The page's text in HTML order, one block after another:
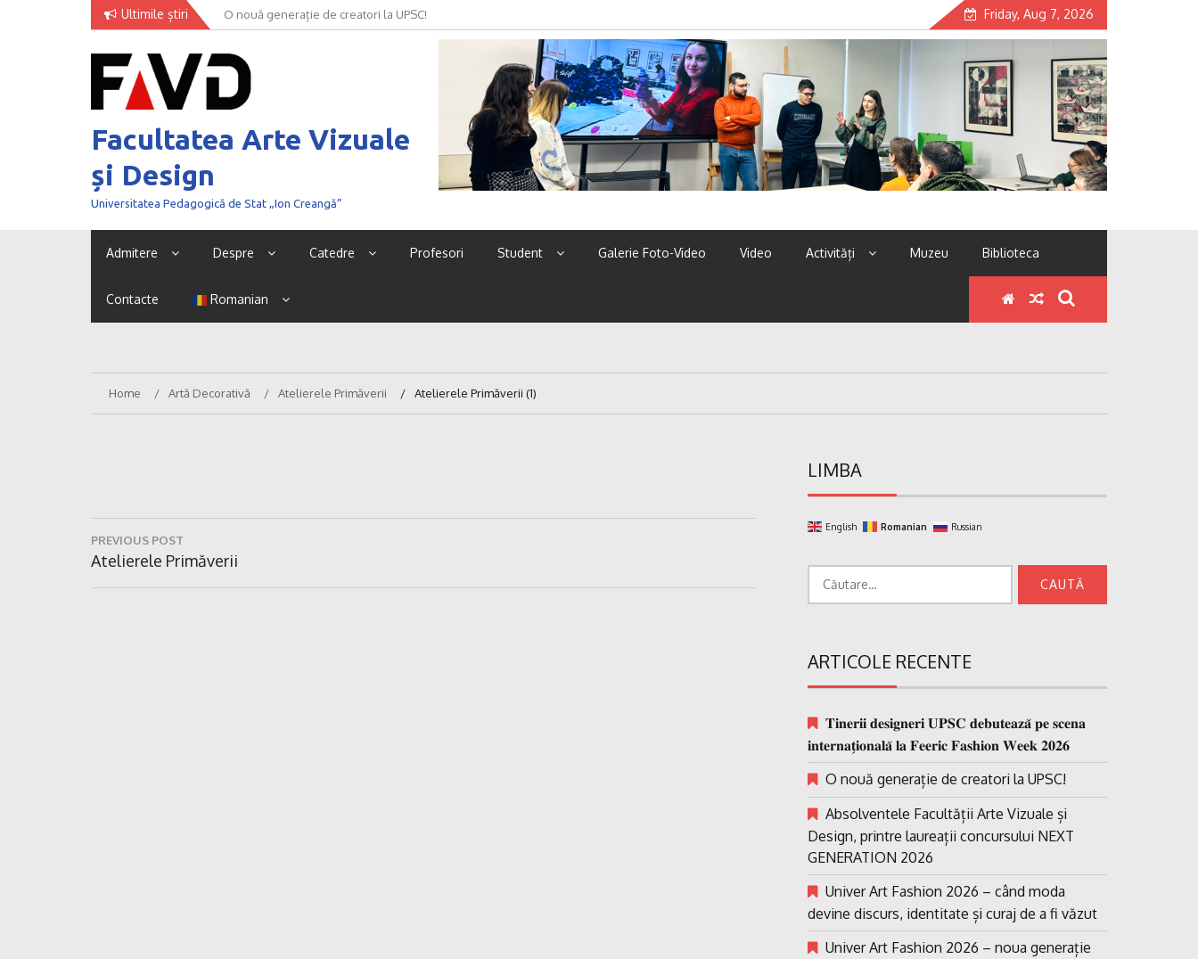
Ultimile știri O nouă generație de creatori la UPSC! Friday, Aug 7, 2026
Facultatea Arte Vizuale
și Design
Universitatea Pedagogică de Stat „Ion Creangă”
Admitere Despre Catedre Profesori Student Galerie Foto-Video Video Activități Muzeu Biblioteca
Contacte Romanian
Home Artă Decorativă Atelierele Primăverii Atelierele Primăverii (1)
Navigare
în
articole
PREVIOUS POST
Previous
Post:
Atelierele Primăverii
LIMBA
English Romanian Russian
ARTICOLE RECENTE
𝐓𝐢𝐧𝐞𝐫𝐢𝐢 𝐝𝐞𝐬𝐢𝐠𝐧𝐞𝐫𝐢 𝐔𝐏𝐒𝐂 𝐝𝐞𝐛𝐮𝐭𝐞𝐚𝐳𝐚̆ 𝐩𝐞 𝐬𝐜𝐞𝐧𝐚
𝐢𝐧𝐭𝐞𝐫𝐧𝐚𝐭̗𝐢𝐨𝐧𝐚𝐥𝐚̆ 𝐥𝐚 𝐅𝐞𝐞𝐫𝐢𝐜 𝐅𝐚𝐬𝐡𝐢𝐨𝐧 𝐖𝐞𝐞𝐤 𝟐𝟎𝟐𝟔
O nouă generație de creatori la UPSC!
Absolventele Facultății Arte Vizuale și
Design, printre laureații concursului NEXT
GENERATION 2026
Univer Art Fashion 2026 – când moda
devine discurs, identitate și curaj de a fi văzut
Univer Art Fashion 2026 – noua generație